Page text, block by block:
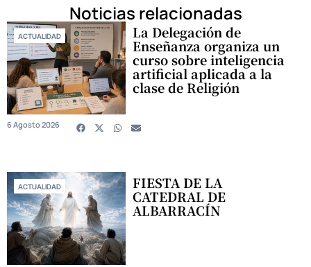
Noticias relacionadas
ACTUALIDAD La Delegación de
Enseñanza organiza un
curso sobre inteligencia
artificial aplicada a la
clase de Religión
6 Agosto 2026
ACTUALIDAD FIESTA DE LA
CATEDRAL DE
ALBARRACÍN